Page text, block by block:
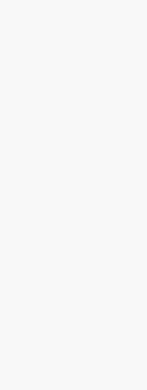
ngày
- Hắc Đạo.
hợp
cũng thuận. Hai
này.